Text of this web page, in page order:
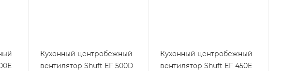
Кухонный центробежный
вентилятор Shuft EF 500D
Кухонный центробежный
вентилятор Shuft EF 450E